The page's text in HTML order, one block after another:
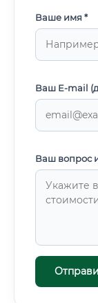
Ваше имя *
Ваш E-mail
Ваш вопрос